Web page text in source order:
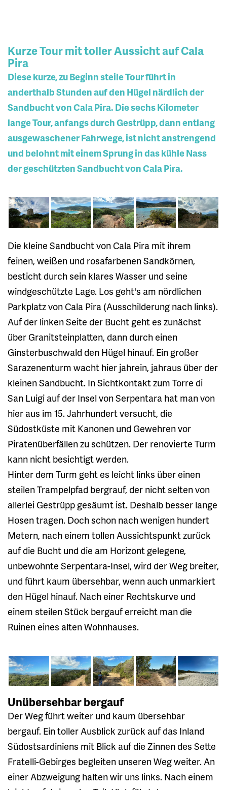
Kurze Tour mit toller Aussicht auf Cala
Pira
Diese kurze, zu Beginn steile Tour führt in
anderthalb Stunden auf den Hügel närdlich der
Sandbucht von Cala Pira. Die sechs Kilometer
lange Tour, anfangs durch Gestrüpp, dann entlang
ausgewaschener Fahrwege, ist nicht anstrengend
und belohnt mit einem Sprung in das kühle Nass
der geschützten Sandbucht von Cala Pira.
Die kleine Sandbucht von Cala Pira mit ihrem
feinen, weißen und rosafarbenen Sandkörnen,
besticht durch sein klares Wasser und seine
windgeschützte Lage. Los geht's am nördlichen
Parkplatz von Cala Pira (Ausschilderung nach links).
Auf der linken Seite der Bucht geht es zunächst
über Granitsteinplatten, dann durch einen
Ginsterbuschwald den Hügel hinauf. Ein großer
Sarazenenturm wacht hier jahrein, jahraus über der
kleinen Sandbucht. In Sichtkontakt zum Torre di
San Luigi auf der Insel von Serpentara hat man von
hier aus im 15. Jahrhundert versucht, die
Südostküste mit Kanonen und Gewehren vor
Piratenüberfällen zu schützen. Der renovierte Turm
kann nicht besichtigt werden.
Hinter dem Turm geht es leicht links über einen
steilen Trampelpfad bergrauf, der nicht selten von
allerlei Gestrüpp gesäumt ist. Deshalb besser lange
Hosen tragen. Doch schon nach wenigen hundert
Metern, nach einem tollen Aussichtspunkt zurück
auf die Bucht und die am Horizont gelegene,
unbewohnte Serpentara-Insel, wird der Weg breiter,
und führt kaum übersehbar, wenn auch unmarkiert
den Hügel hinauf. Nach einer Rechtskurve und
einem steilen Stück bergauf erreicht man die
Ruinen eines alten Wohnhauses.
Unübersehbar bergauf
Der Weg führt weiter und kaum übersehbar
bergauf. Ein toller Ausblick zurück auf das Inland
Südostsardiniens mit Blick auf die Zinnen des Sette
Fratelli-Gebirges begleiten unseren Weg weiter. An
einer Abzweigung halten wir uns links. Nach einem